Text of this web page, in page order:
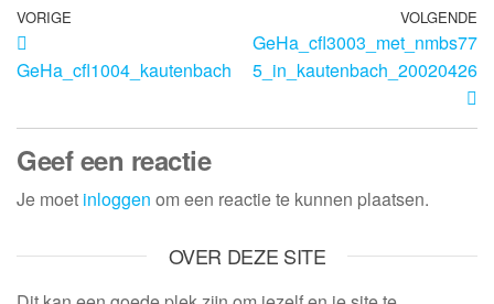
VORIGE
GeHa_cfl1004_kautenbach
VOLGENDE
GeHa_cfl3003_met_nmbs77
5_in_kautenbach_20020426
Geef een reactie
Je moet inloggen om een reactie te kunnen plaatsen.
OVER DEZE SITE